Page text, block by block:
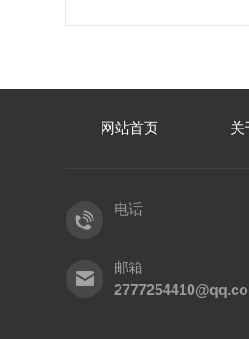
网站首页 关
电话
邮箱